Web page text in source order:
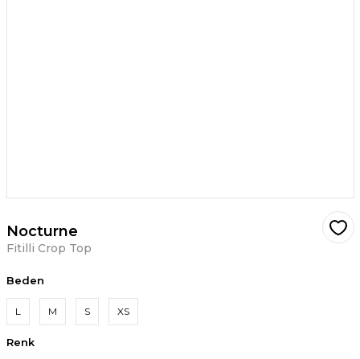
Nocturne
Fitilli Crop Top
Beden
L M S XS
Renk